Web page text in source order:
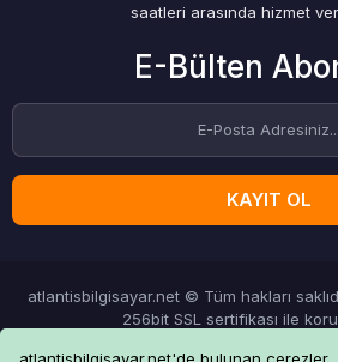
saatleri arasında hizmet
E-Bülten
KAYIT OL
atlantisbilgisayar.net © Tüm hakları
256bit SSL sertifikası ile